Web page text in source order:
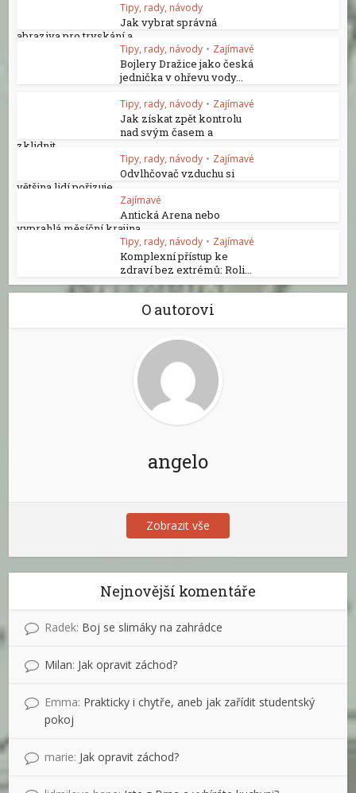
Tipy, rady, návody
Jak vybrat správná
abraziva pro tryskání a...
Tipy, rady, návody • Zajímavé
Bojlery Dražice jako česká
jednička v ohřevu vody...
Tipy, rady, návody • Zajímavé
Jak získat zpět kontrolu
nad svým časem a
zklidnit...
Tipy, rady, návody • Zajímavé
Odvlhčovač vzduchu si
většina lidí pořizuje...
Zajímavé
Antická Arena nebo
vyprahlá měsíční krajina...
Tipy, rady, návody • Zajímavé
Komplexní přístup ke
zdraví bez extrémů: Roli...
O autorovi
angelo
Zobrazit vše
Nejnovější komentáře
Radek: Boj se slimáky na zahrádce
Milan: Jak opravit záchod?
Emma: Prakticky i chytře, aneb jak zařídit studentský
pokoj
marie: Jak opravit záchod?